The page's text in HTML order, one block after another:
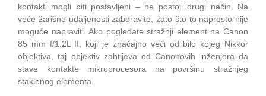
kontakti mogli biti postavljeni – ne postoji drugi način. Na
veće žarišne udaljenosti zaboravite, zato što to naprosto nije
moguće napraviti. Ako pogledate stražnji element na Canon
85 mm f/1.2L II, koji je značajno veći od bilo kojeg Nikkor
objektiva, taj objektiv zahtijeva od Canonovih inženjera da
stave kontakte mikroprocesora na površinu stražnjeg
staklenog elementa.